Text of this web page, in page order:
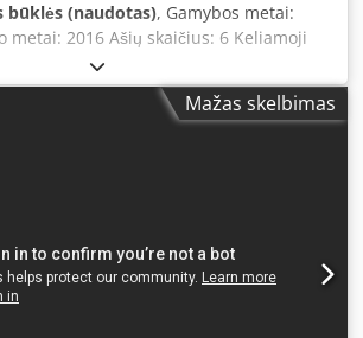
būklės (naudotas), Gamybos metai:
metai: 2016 Ašių skaičius: 6 Keliamoji
3096 mm Svoris: 1154 kg Chjdpfjzq
numeris: 656372 Valdiklio tipas: KUKA
Mažas skelbimas